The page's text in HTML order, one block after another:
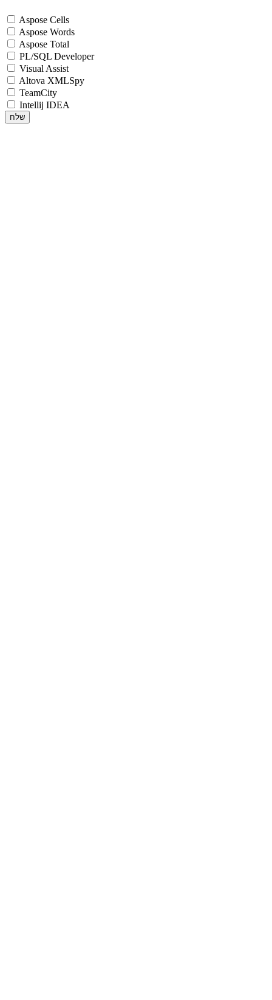
Aspose Cells
Aspose Words
Aspose Total
PL/SQL Developer
Visual Assist
Altova XMLSpy
TeamCity
Intellij IDEA